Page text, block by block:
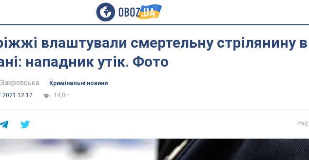
влаштували смертельну стрілянину в
нападник утік. Фото
Кримінальні новини
12:17
14,0 т.
РУС